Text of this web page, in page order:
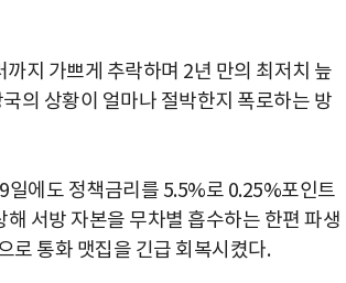
지 가쁘게 추락하며 2년 만의 최저치 늪
의 상황이 얼마나 절박한지 폭로하는 방
일에도 정책금리를 5.5%로 0.25%포인트
서방 자본을 무차별 흡수하는 한편 파생
로 통화 맷집을 긴급 회복시켰다.